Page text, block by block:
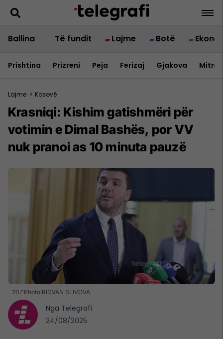
Ballina Të fundit Lajme Botë
Prishtina Prizreni Peja Ferizaj Gjakova
Lajme > Kosovë
Krasniqi: Kishim gatishmëri për
votimin e Dimal Bashës, por VV
nuk pranoi as 10 minuta pauzë
20:"Photo:RIDVAN SLIVOVA
Nga Telegrafi
24/08/2025